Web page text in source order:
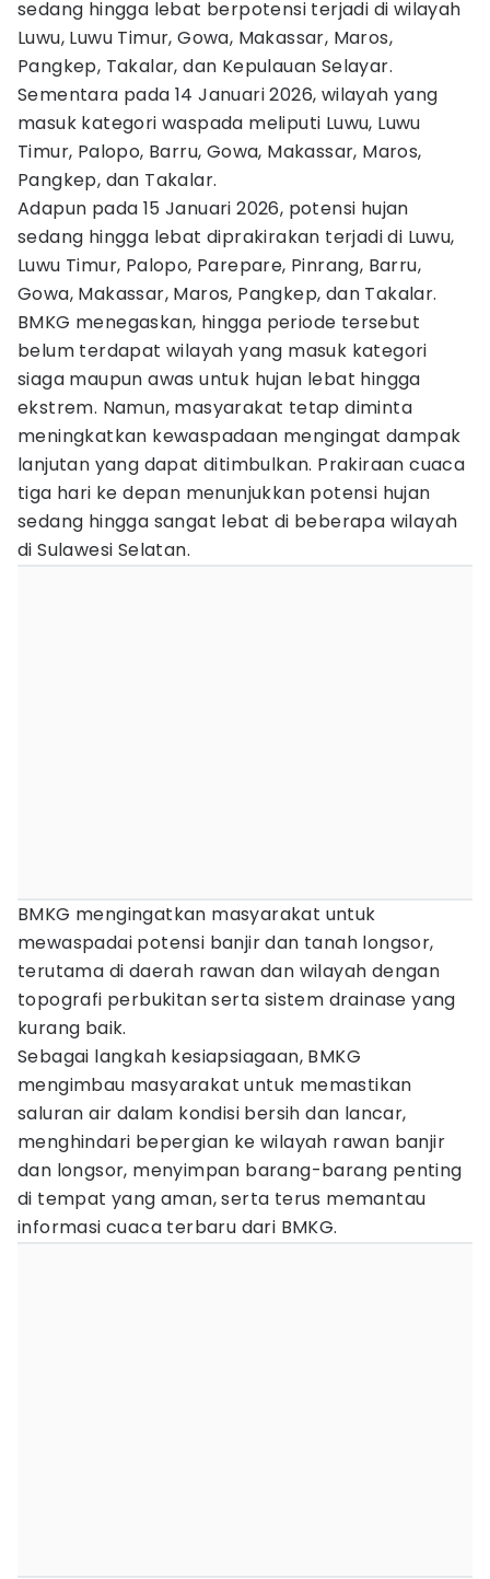
sedang hingga lebat berpotensi terjadi di wilayah
Luwu, Luwu Timur, Gowa, Makassar, Maros,
Pangkep, Takalar, dan Kepulauan Selayar.
Sementara pada 14 Januari 2026, wilayah yang
masuk kategori waspada meliputi Luwu, Luwu
Timur, Palopo, Barru, Gowa, Makassar, Maros,
Pangkep, dan Takalar.
Adapun pada 15 Januari 2026, potensi hujan
sedang hingga lebat diprakirakan terjadi di Luwu,
Luwu Timur, Palopo, Parepare, Pinrang, Barru,
Gowa, Makassar, Maros, Pangkep, dan Takalar.
BMKG menegaskan, hingga periode tersebut
belum terdapat wilayah yang masuk kategori
siaga maupun awas untuk hujan lebat hingga
ekstrem. Namun, masyarakat tetap diminta
meningkatkan kewaspadaan mengingat dampak
lanjutan yang dapat ditimbulkan. Prakiraan cuaca
tiga hari ke depan menunjukkan potensi hujan
sedang hingga sangat lebat di beberapa wilayah
di Sulawesi Selatan.
BMKG mengingatkan masyarakat untuk
mewaspadai potensi banjir dan tanah longsor,
terutama di daerah rawan dan wilayah dengan
topografi perbukitan serta sistem drainase yang
kurang baik.
Sebagai langkah kesiapsiagaan, BMKG
mengimbau masyarakat untuk memastikan
saluran air dalam kondisi bersih dan lancar,
menghindari bepergian ke wilayah rawan banjir
dan longsor, menyimpan barang-barang penting
di tempat yang aman, serta terus memantau
informasi cuaca terbaru dari BMKG.